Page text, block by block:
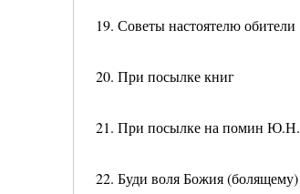
19. Советы настоятелю обители
20. При посылке книг
21. При посылке на помин Ю.Н.
22. Буди воля Божия (болящему)